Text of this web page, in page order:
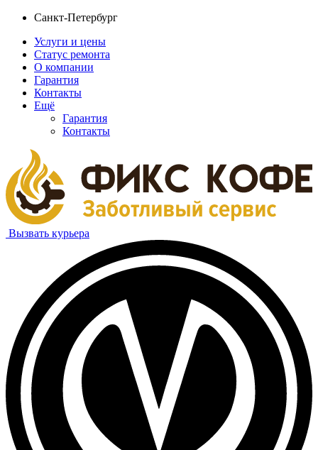
Санкт-Петербург
Услуги и цены
Статус ремонта
О компании
Гарантия
Контакты
Ещё
Гарантия
Контакты
Вызвать курьера